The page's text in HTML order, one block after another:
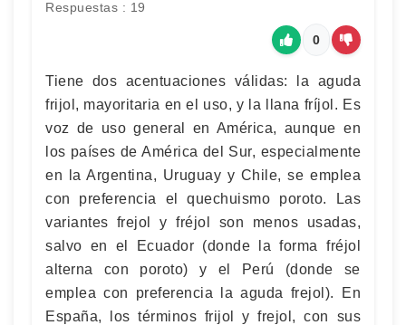
Respuestas : 19
0
Tiene dos acentuaciones válidas: la aguda
frijol, mayoritaria en el uso, y la llana fríjol. Es
voz de uso general en América, aunque en
los países de América del Sur, especialmente
en la Argentina, Uruguay y Chile, se emplea
con preferencia el quechuismo poroto. Las
variantes frejol y fréjol son menos usadas,
salvo en el Ecuador (donde la forma fréjol
alterna con poroto) y el Perú (donde se
emplea con preferencia la aguda frejol). En
España, los términos frijol y frejol, con sus